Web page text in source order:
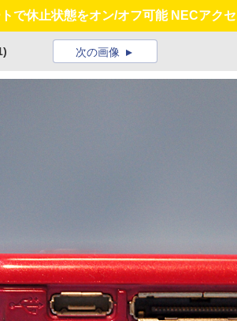
で休止状態をオン/オフ可能 NECアク
次の画像